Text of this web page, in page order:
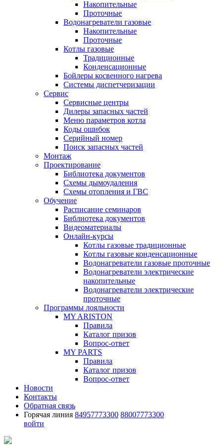
Накопительные
Проточные
Водонагреватели газовые
Накопительные
Проточные
Котлы газовые
Традиционные
Конденсационные
Бойлеры косвенного нагрева
Системы диспетчеризации
Сервис
Сервисные центры
Дилеры запасных частей
Меню параметров котла
Коды ошибок
Серийный номер
Поиск запасных частей
Монтаж
Проектирование
Библиотека документов
Схемы дымоудаления
Схемы отопления и ГВС
Обучение
Расписание семинаров
Библиотека документов
Видеоматериалы
Онлайн-курсы
Котлы газовые традиционные
Котлы газовые конденсационные
Водонагреватели газовые проточные
Водонагреватели электрические
накопительные
Водонагреватели электрические
проточные
Программы лояльности
MY ARISTON
Правила
Каталог призов
Вопрос-ответ
MY PARTS
Правила
Каталог призов
Вопрос-ответ
Новости
Контакты
Обратная связь
Горячая линия 84957773300 88007773300
войти